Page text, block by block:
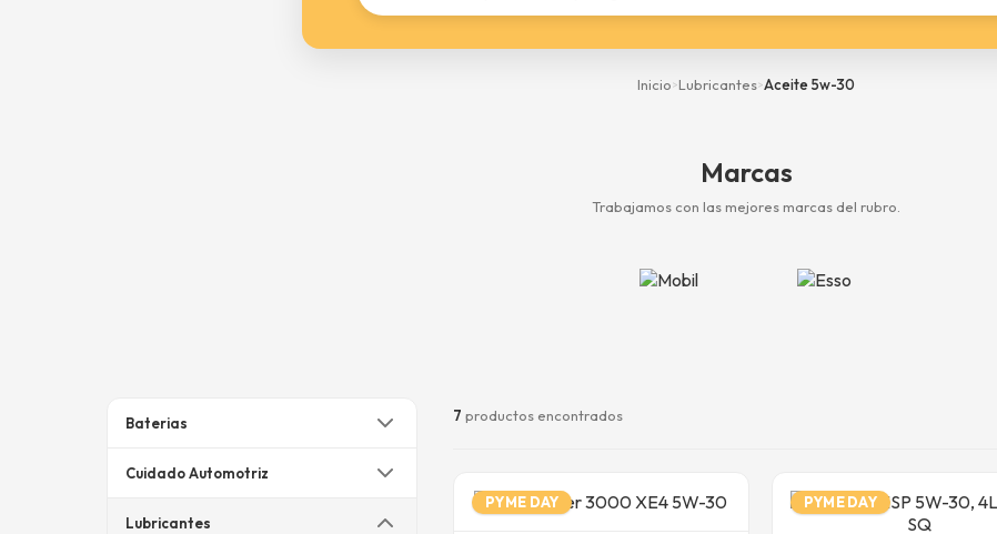
Inicio>Lubricantes>Aceite 5w-30
Marcas
Trabajamos con las mejores marcas del rubro.
Baterias
Cuidado Automotriz
Lubricantes
7 productos encontrados
PYME DAY PYME DAY